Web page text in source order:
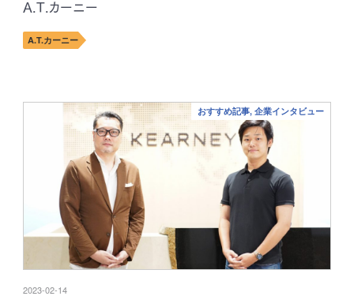
A.T.カーニー
A.T.カーニー
おすすめ記事, 企業インタビュー
2023-02-14